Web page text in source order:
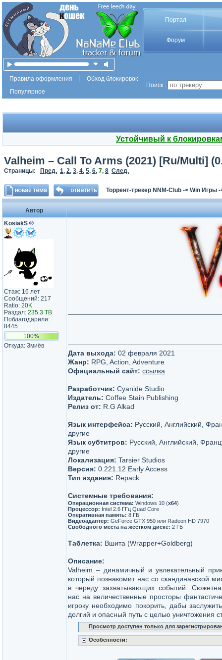
Портал
Форум
Правила оформления
Обход блокировок
Популярное
Поиск :
Устойчивый к
Valheim – Call To Arms (2021) [Ru/Multi]
Страницы: Пред. 1, 2, 3, 4, 5, 6, 7, 8 След.
Торрент-трекер NNM-Club -> Win Игры
Автор
KosiakS ®
Стаж: 16 лет
Сообщений: 217
Ratio: 20K
Раздал: 235.3 TB
Поблагодарили:
8445
100%
Откуда: Змиёв
Дата выхода: 02 февраля 2021
Жанр: RPG, Action, Adventure
Официальный сайт: ссылка
Разработчик: Cyanide Studio
Издатель: Coffee Stain Publishing
Релиз от: R.G Alkad
Язык интерфейса: Русский, Английский,
другие
Язык субтитров: Русский, Английский,
другие
Локализация: Tarsier Studios
Версия: 0.221.12 Early Access
Тип издания: Repack
Системные требования:
Операционная система: Windows 10 (x64)
Процессор: Intel 2.6 ГГц Quad Core
Оперативная память: 8 ГБ
Видеоадаптер: GeForce GTX 950 или Radeon HD 7970
Свободного места на жестком диске: 2 ГБ
Таблетка: Вшита (Wrapper+Goldberg)
Описание:
Valheim – динамичный и увлекательный
который познакомит нас со скандинавской
в череду захватывающих событий.
нас на величественные просторы
игроку необходимо покорить, дабы
долгий и опасный путь с целью уничтожения
Просмотр доступен только для
Особенности: